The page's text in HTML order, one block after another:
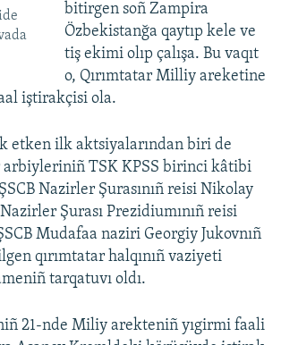
bitirgen soñ Zampira
Özbekistanğa qaytıp kele ve
tiş ekimi olıp çalışa. Bu vaqıt
o, Qırımtatar Milliy areketine
iştirakçisi ola.
etken ilk aktsiyalarından biri de
arbiyleriniñ TSK KPSS birinci kâtibi
Nazirler Şurasınıñ reisi Nikolay
Şurası Prezidiumınıñ reisi
Mudafaa naziri Georgiy Jukovnıñ
qırımtatar halqınıñ vaziyeti
tarqatuvı oldı.
21-nde Miliy arekteniñ yıgirmi faali